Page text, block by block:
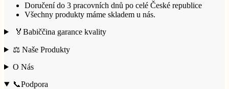
Doručení do 3 pracovních dnů po celé České republice
Všechny produkty máme skladem u nás.
🏅Babiččina garance kvality
⚖️ Naše Produkty
O Nás
📞Podpora